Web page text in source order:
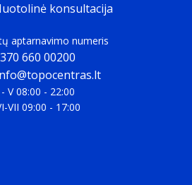
konsultacija
aptarnavimo numeris
660 00200
V 08:00 - 22:00
VII 09:00 - 17:00